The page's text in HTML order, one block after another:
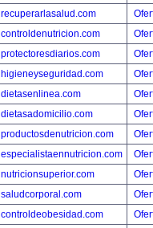
recuperarlasalud.com
controldenutricion.com
protectoresdiarios.com
higieneyseguridad.com
dietasenlinea.com
dietasadomicilio.com
productosdenutricion.com
especialistaennutricion.com
nutricionsuperior.com
saludcorporal.com
controldeobesidad.com